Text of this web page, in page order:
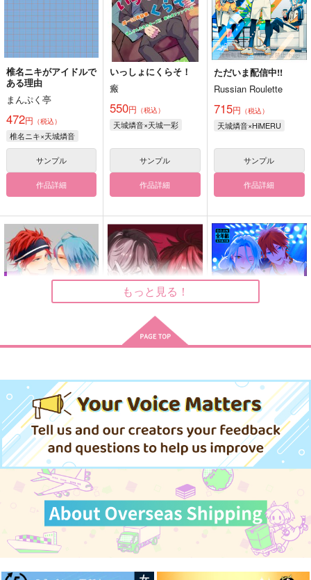
椎名ニキがアイドルで
ある理由
まんぷく亭
472円 （税込）
椎名ニキ×天城燐音
サンプル
作品詳細
いっしょにくらそ！
瘢
550円 （税込）
天城燐音×天城一彩
サンプル
作品詳細
ただいま配信中!!
Russian Roulette
715円 （税込）
天城燐音×HiMERU
サンプル
作品詳細
鳩ほりっく
944円（税込）
天城燐音×HiMERU
サンプル
作品詳細
787円（税込）
椎名ニキ×天城燐音
サンプル
Russian Roulette
1,430円 （税込）
天城燐音×HiMERU
サンプル
もっと見る！